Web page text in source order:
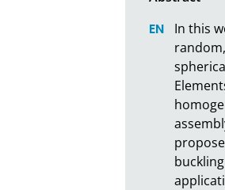
In this